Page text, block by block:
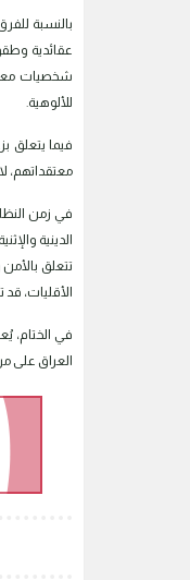
بالنسبة
عقائدية
شخصيات
للألوهية.
فيما يتعلق
معتقداتهم،
في زمن
تتعلق
الأقليات، قد
في الختام،
العراق على